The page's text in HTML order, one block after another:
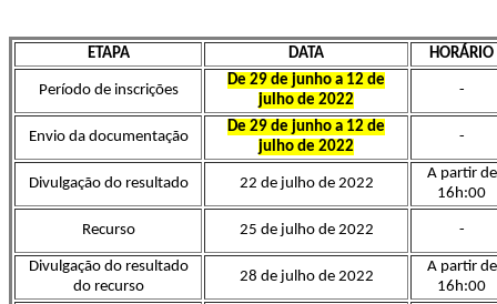
ETAPA DATA HORÁRIO
Período de inscrições
De 29 de junho a 12 de
julho de 2022
-
Envio da documentação
De 29 de junho a 12 de
julho de 2022
-
Divulgação do resultado 22 de julho de 2022
A partir de
16h:00
Recurso 25 de julho de 2022 -
Divulgação do resultado
do recurso
28 de julho de 2022
A partir de
16h:00